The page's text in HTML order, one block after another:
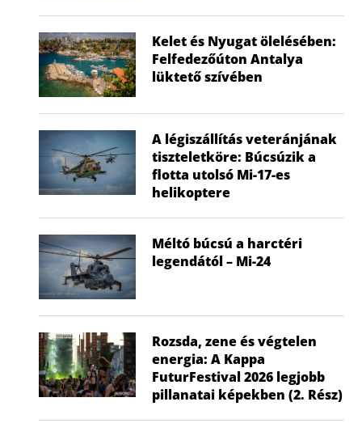
Régi korok csodás hajói – Neszmélyi
2022.02.20.
Kelet és Nyugat ölelésében:
Felfedezőúton Antalya
lüktető szívében
A légiszállítás veteránjának
tiszteletköre: Búcsúzik a
flotta utolsó Mi-17-es
helikoptere
Méltó búcsú a harctéri
legendától – Mi-24
Rozsda, zene és végtelen
energia: A Kappa
FuturFestival 2026 legjobb
pillanatai képekben (2. Rész)